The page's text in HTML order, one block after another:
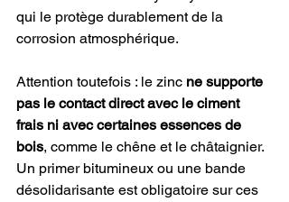
qui le protège durablement de la
corrosion atmosphérique.
Attention toutefois : le zinc ne supporte
pas le contact direct avec le ciment
frais ni avec certaines essences de
bois, comme le chêne et le châtaignier.
Un primer bitumineux ou une bande
désolidarisante est obligatoire sur ces